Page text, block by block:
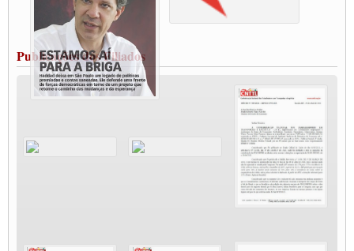
Modal-Live #13 Aumento da Violência Contra Mulher e o Adoecimento da Classe
Trabalhadora em Tempos de Pandemia
MODAL-LIVE#12 POLÍTICAS PÚBLICAS DE TRANSPORTE PARA A
CLASSE TRABALHADORA E ELEIÇÕES NA PANDEMIA
MODAL-LIVE#11 POLÍTICAS PÚBLICAS DE TRANSPORTE
JUVENTUDE DO TRANSPORTE: POR QUE DEVEMOS NOS ORGANIZAR?
Fabio Primo testa positivo para Coronavírus, mas está bem de saúde
Modal-Live#9 Quais são os direitos dos trabalhador@s que contraem a Covid-19 na
Participe da Campanha Fora Bolsonaro
CNTTL e FECOOTAC apoiam Campanha de testes de COVID-19 para
MODAL-LIVE#8 - Lideranças sindicais da CNTTL, CGTB e dos caminhoneiros
O PAPEL DA ITF E FUTAC NAS LUTAS, EMPREGO, DIREITOS EM
Publicações dos Filiados